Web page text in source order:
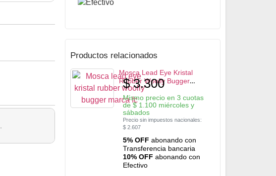
Productos relacionados
Mosca Lead Eye Kristal
Rubber Woolly Bugger
marca FC
$3.300
Mismo precio en 3 cuotas
de$1.100 miércoles y
sábados
Precio sin impuestos nacionales:
$ 2.607
5% OFF abonando con
Transferencia bancaria
10% OFF abonando con
Efectivo